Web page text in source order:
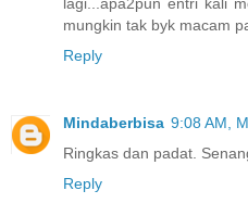
mungkin tak byk macam
Reply
Mindaberbisa 9:08 AM,
Ringkas dan padat.
Reply